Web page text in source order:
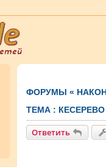
ФОРУМЫ «
ТЕМА :
Ответить